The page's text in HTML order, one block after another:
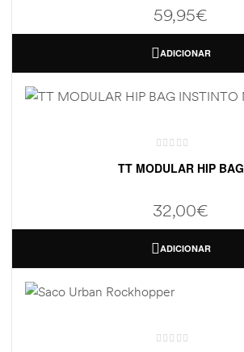
59,95€
ADICIONAR
TT MODULAR HIP BAG
32,00€
ADICIONAR